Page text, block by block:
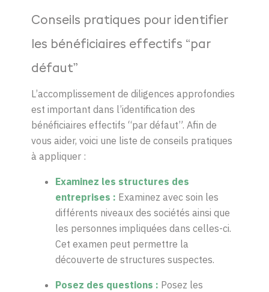
Conseils pratiques pour identifier
les bénéficiaires effectifs “par
défaut”
L’accomplissement de diligences approfondies
est important dans l’identification des
bénéficiaires effectifs “par défaut”. Afin de
vous aider, voici une liste de conseils pratiques
à appliquer :
Examinez les structures des
entreprises : Examinez avec soin les
différents niveaux des sociétés ainsi que
les personnes impliquées dans celles-ci.
Cet examen peut permettre la
découverte de structures suspectes.
Posez des questions : Posez les